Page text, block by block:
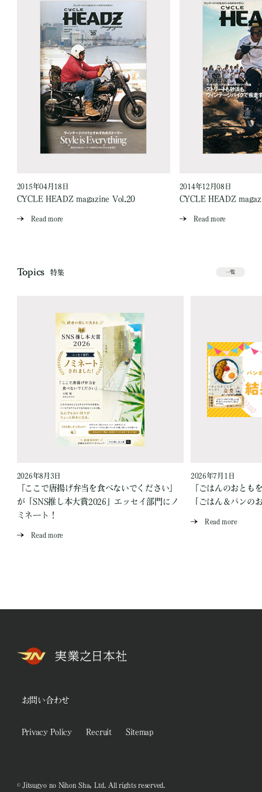
2015年04月18日
CYCLE HEADZ magazine Vol.20
Read more
2014年12月08日
CYCLE HEADZ
Read more
Topics 特集 一覧
2026年8月3日
『ここで唐揚げ弁当を食べないでください』
が「SNS推し本大賞2026」エッセイ部門にノ
ミネート！
Read more
2026年7月1日
『ごはんのおとも
「ごはん＆パンの
Read more
お問い合わせ
Privacy Policy Recruit Sitemap
© Jitsugyo no Nihon Sha, Ltd. All rights reserved.